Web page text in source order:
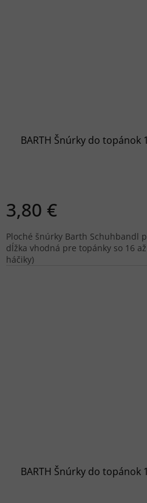
BARTH Šnúrky do topánok
3,80 €
Ploché šnúrky Barth Schuhbandl
dĺžka vhodná pre topánky so 16
háčiky)
BARTH Šnúrky do topánok